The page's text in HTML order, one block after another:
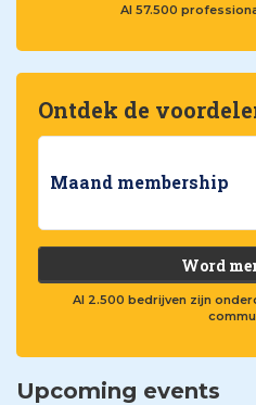
Al 57.500
Ontdek de
Maand membership
Word
Al 2.500 bedrijven zijn
Upcoming events